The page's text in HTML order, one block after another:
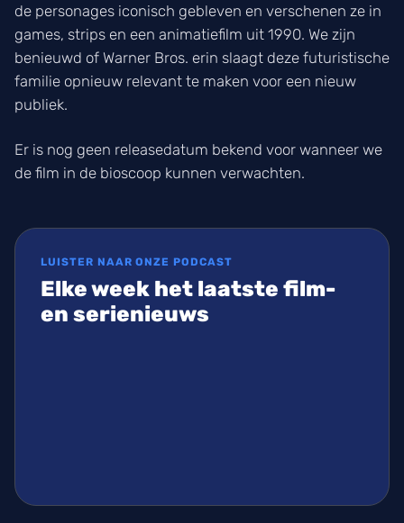
de personages iconisch gebleven en verschenen ze in
games, strips en een animatiefilm uit 1990. We zijn
benieuwd of Warner Bros. erin slaagt deze futuristische
familie opnieuw relevant te maken voor een nieuw
publiek.
Er is nog geen releasedatum bekend voor wanneer we
de film in de bioscoop kunnen verwachten.
LUISTER NAAR ONZE PODCAST
Elke week het laatste film-
en serienieuws